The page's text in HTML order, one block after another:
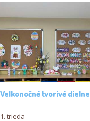
Veľkonočné tvorivé dielne
1. trieda